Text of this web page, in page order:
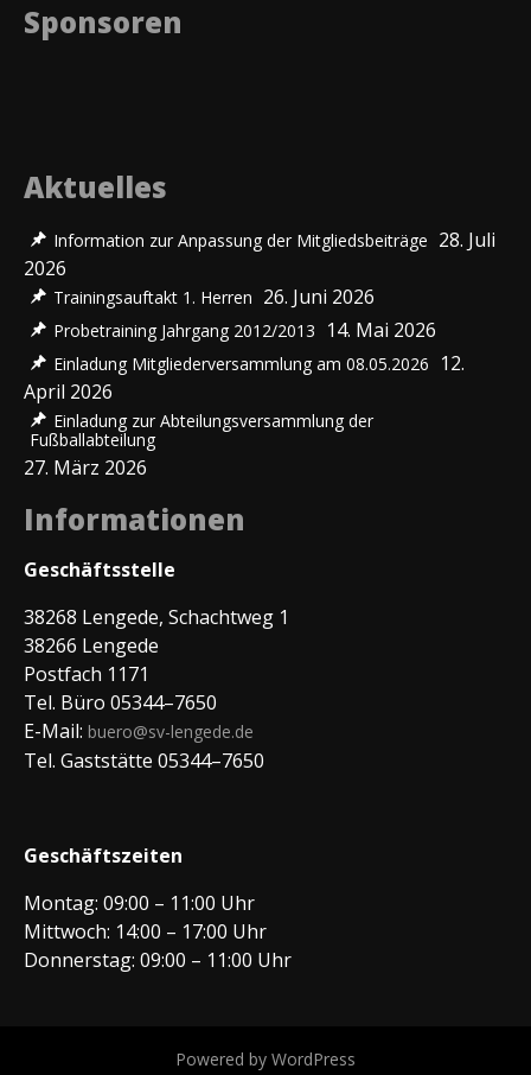
Sponsoren
Aktuelles
Information zur Anpassung der Mitgliedsbeiträge 28. Juli
2026
Trainingsauftakt 1. Herren 26. Juni 2026
Probetraining Jahrgang 2012/2013 14. Mai 2026
Einladung Mitgliederversammlung am 08.05.2026
12.
April 2026
Einladung zur Abteilungsversammlung der
Fußballabteilung
27. März 2026
Informationen
Geschäftsstelle
38268 Lengede, Schachtweg 1
38266 Lengede
Postfach 1171
Tel. Büro 05344–7650
E-Mail: buero@sv-lengede.de
Tel. Gaststätte 05344–7650
Geschäftszeiten
Montag: 09:00 – 11:00 Uhr
Mittwoch: 14:00 – 17:00 Uhr
Donnerstag: 09:00 – 11:00 Uhr
Powered by WordPress